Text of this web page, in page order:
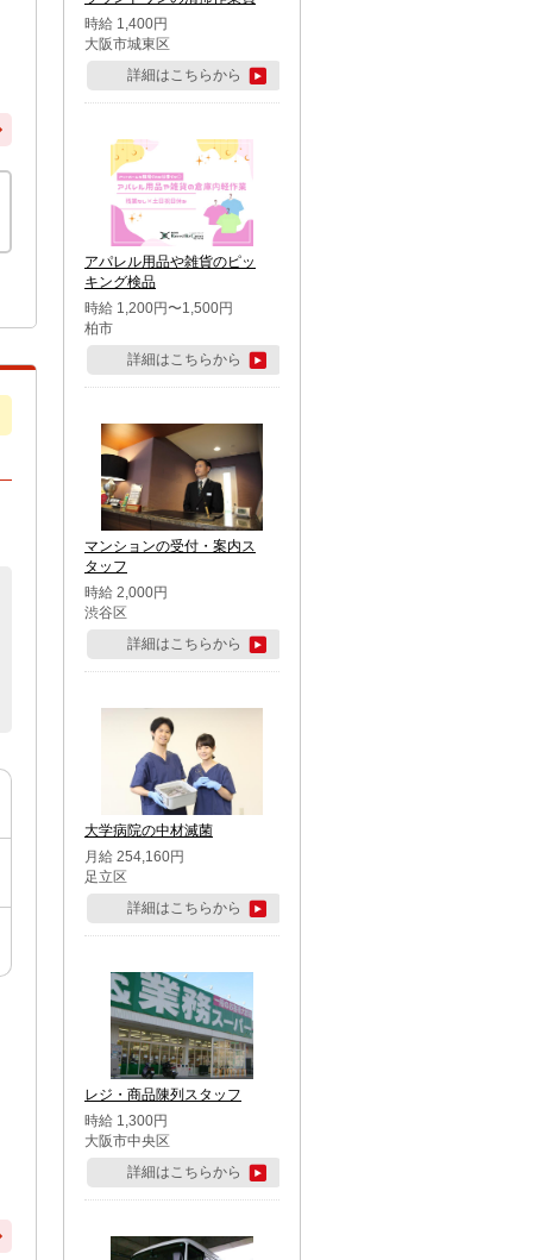
時給 1,400円
大阪市城東区
詳細はこちらから
アパレル用品や雑貨のピッ
キング検品
時給 1,200円〜1,500円
柏市
詳細はこちらから
マンションの受付・案内ス
タッフ
時給 2,000円
渋谷区
詳細はこちらから
大学病院の中材滅菌
月給 254,160円
足立区
詳細はこちらから
レジ・商品陳列スタッフ
時給 1,300円
大阪市中央区
詳細はこちらから